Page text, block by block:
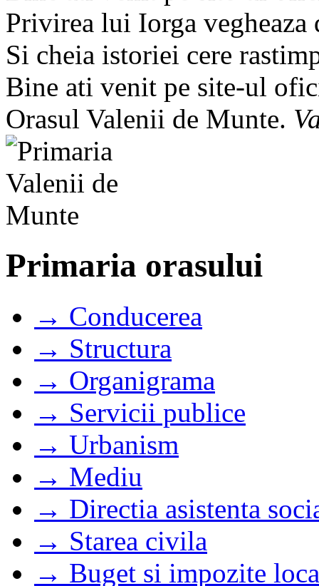
Privirea lui Iorga
Si cheia istoriei cere
Bine ati venit pe site-ul
Orasul Valenii de Munte.
Primaria orasului
→ Conducerea
→ Structura
→ Organigrama
→ Servicii publice
→ Urbanism
→ Mediu
→ Directia asistenta
→ Starea civila
→ Buget si impozite